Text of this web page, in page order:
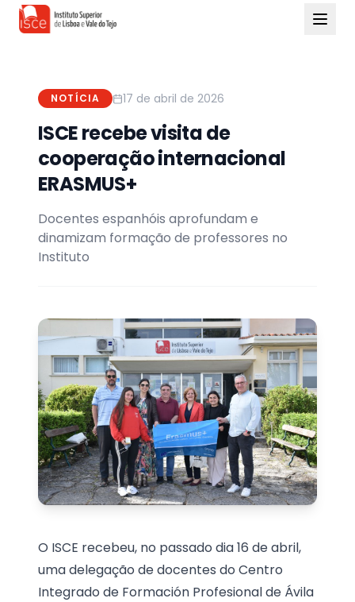
NOTÍCIA 17 de abril de 2026
ISCE recebe visita de
cooperação internacional
ERASMUS+
Docentes espanhóis aprofundam e
dinamizam formação de professores no
Instituto
O ISCE recebeu, no passado dia 16 de abril,
uma delegação de docentes do Centro
Integrado de Formación Profesional de Ávila